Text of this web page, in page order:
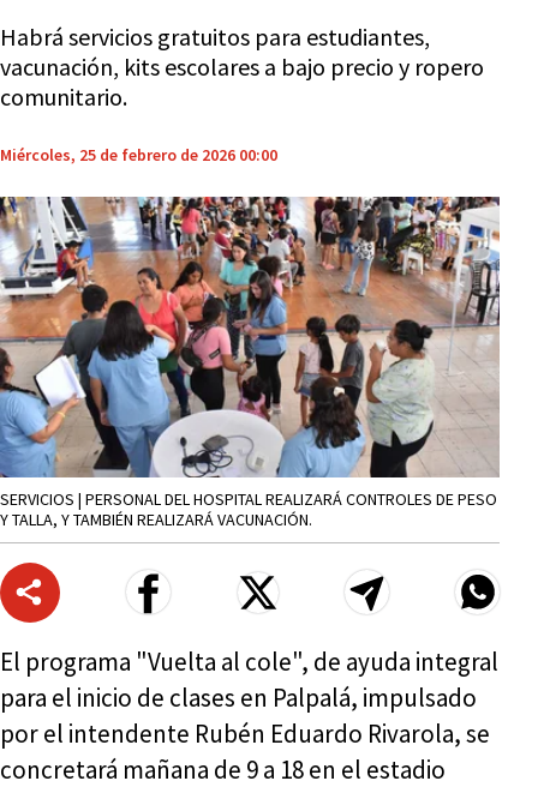
Habrá servicios gratuitos para estudiantes,
vacunación, kits escolares a bajo precio y ropero
comunitario.
Miércoles, 25 de febrero de 2026 00:00
SERVICIOS | PERSONAL DEL HOSPITAL REALIZARÁ CONTROLES DE PESO
Y TALLA, Y TAMBIÉN REALIZARÁ VACUNACIÓN.
El programa "Vuelta al cole", de ayuda integral
para el inicio de clases en Palpalá, impulsado
por el intendente Rubén Eduardo Rivarola, se
concretará mañana de 9 a 18 en el estadio